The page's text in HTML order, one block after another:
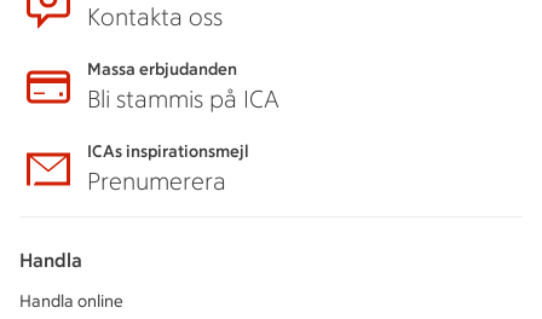
Kontakta oss
Massa erbjudanden
Bli stammis på ICA
ICAs inspirationsmejl
Prenumerera
Handla
Handla online